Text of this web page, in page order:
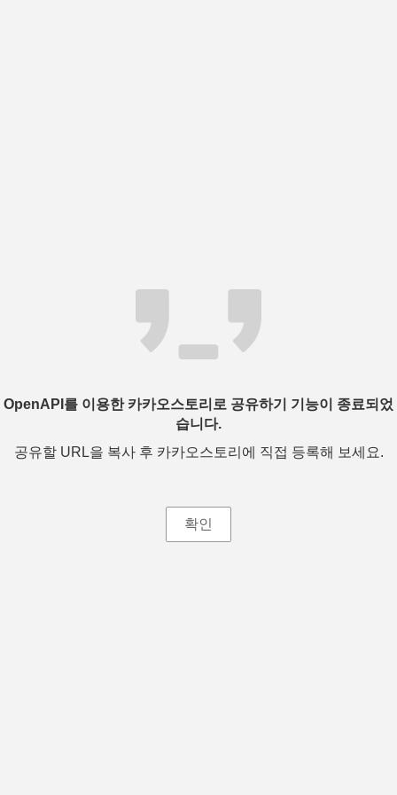
OpenAPI를 이용한 카카오스토리로 공유하기 기능이 종료되었
습니다.
공유할 URL을 복사 후 카카오스토리에 직접 등록해 보세요.
확인